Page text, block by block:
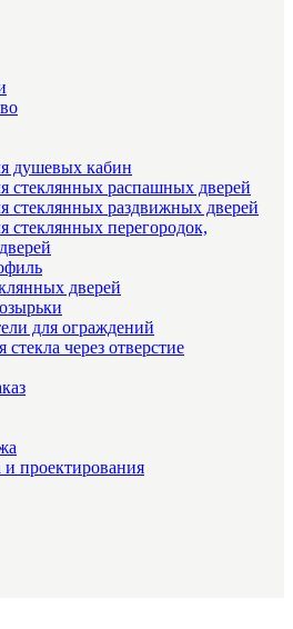
душевых кабин
стеклянных распашных дверей
стеклянных раздвижных дверей
стеклянных перегородок,
дверей
для ограждений
через отверстие
и проектирования